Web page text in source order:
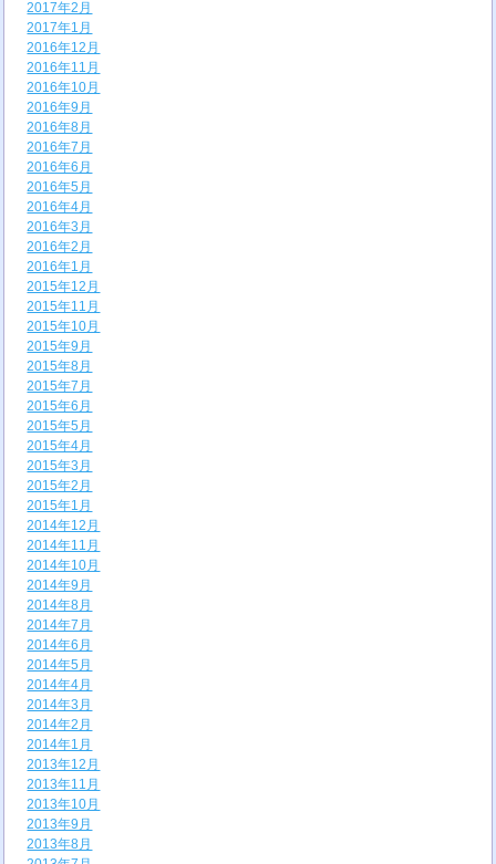
2017年2月
2017年1月
2016年12月
2016年11月
2016年10月
2016年9月
2016年8月
2016年7月
2016年6月
2016年5月
2016年4月
2016年3月
2016年2月
2016年1月
2015年12月
2015年11月
2015年10月
2015年9月
2015年8月
2015年7月
2015年6月
2015年5月
2015年4月
2015年3月
2015年2月
2015年1月
2014年12月
2014年11月
2014年10月
2014年9月
2014年8月
2014年7月
2014年6月
2014年5月
2014年4月
2014年3月
2014年2月
2014年1月
2013年12月
2013年11月
2013年10月
2013年9月
2013年8月